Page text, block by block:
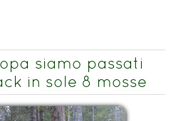
siamo passati
in sole 8 mosse